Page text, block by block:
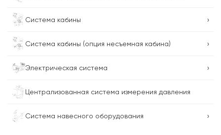
Система кабины ›
Система кабины (опция несъемная кабина) ›
Электрическая система ›
Централизованная система измерения давления
Система навесного оборудования ›